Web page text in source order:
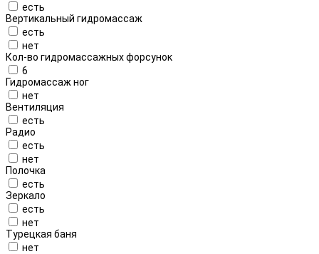
есть
Вертикальный гидромассаж
есть
нет
Кол-во гидромассажных форсунок
6
Гидромассаж ног
нет
Вентиляция
есть
Радио
есть
нет
Полочка
есть
Зеркало
есть
нет
Турецкая баня
нет